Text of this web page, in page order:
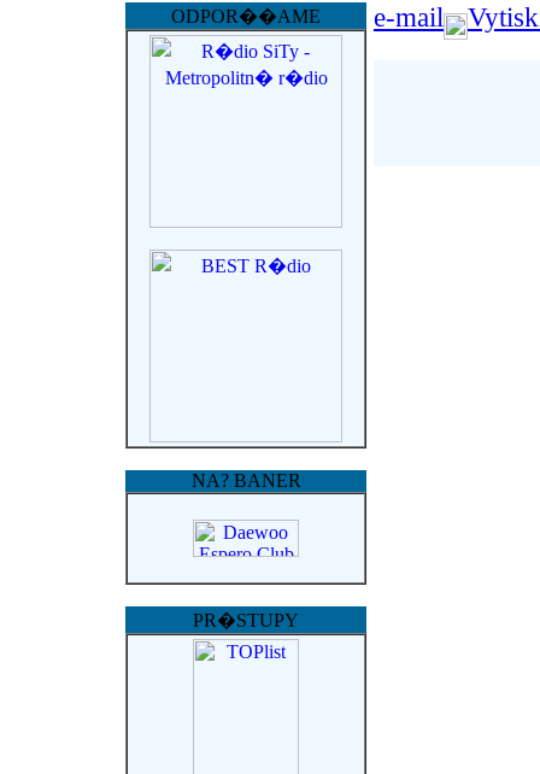
ODPOR��AME
NA? BANER
PR�STUPY
e-mail